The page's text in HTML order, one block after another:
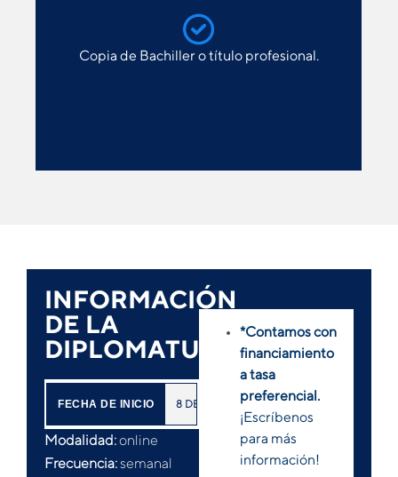
Copia de Bachiller o título profesional.
INFORMACIÓN
DE LA
DIPLOMATURA
FECHA DE INICIO 8 DE AGOSTO 2026
Modalidad:online
Frecuencia:semanal
*Contamos con
financiamiento
a tasa
preferencial.
¡Escríbenos
para más
información!